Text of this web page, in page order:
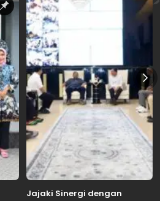
Jajaki Sinergi dengan